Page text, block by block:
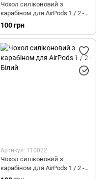
Чохол силіконовий з
карабіном для AirPods 1 / 2 -
Темно-жовтий
100 грн
Артикул: 110022
Чохол силіконовий з
карабіном для AirPods 1 / 2 -
Білий